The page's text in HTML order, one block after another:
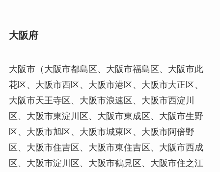
大阪府
大阪市（大阪市都島区、大阪市福島区、大阪市此
花区、大阪市西区、大阪市港区、大阪市大正区、
大阪市天王寺区、大阪市浪速区、大阪市西淀川
区、大阪市東淀川区、大阪市東成区、大阪市生野
区、大阪市旭区、大阪市城東区、大阪市阿倍野
区、大阪市住吉区、大阪市東住吉区、大阪市西成
区、大阪市淀川区、大阪市鶴見区、大阪市住之江